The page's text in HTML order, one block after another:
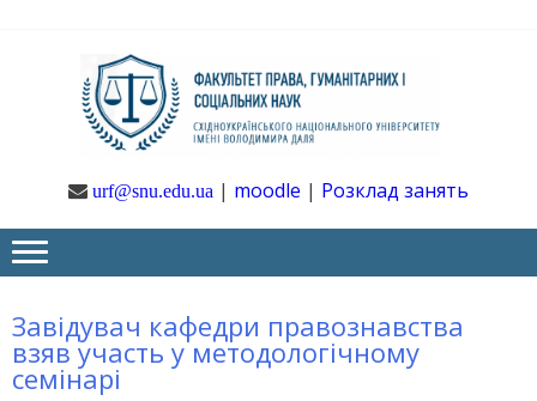
navigation
І
urf@snu.edu.ua | moodle | Розклад занять
Завідувач кафедри правознавства
взяв участь у методологічному
семінарі